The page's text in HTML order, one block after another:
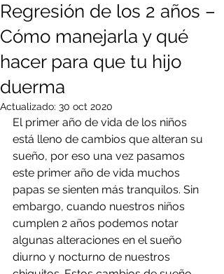
Regresión de los 2 años –
Cómo manejarla y qué
hacer para que tu hijo
duerma
Actualizado: 30 oct 2020
El primer año de vida de los niños
está lleno de cambios que alteran su
sueño, por eso una vez pasamos
este primer año de vida muchos
papas se sienten más tranquilos. Sin
embargo, cuando nuestros niños
cumplen 2 años podemos notar
algunas alteraciones en el sueño
diurno y nocturno de nuestros